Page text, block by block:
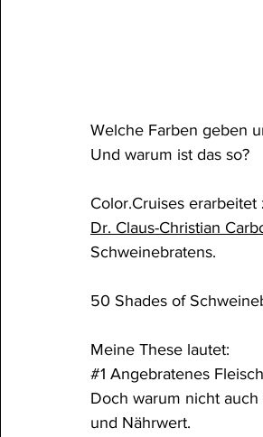
Welche Farben geben
Und warum ist das so?
Color.Cruises
Dr. Claus-Christian
Schweinebratens.
50 Shades of
Meine These lautet:
#1 Angebratenes
Doch warum nicht
und Nährwert.